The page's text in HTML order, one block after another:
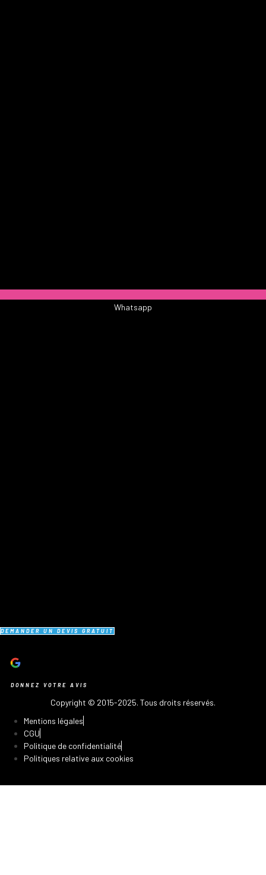
Whatsapp
DEMANDER UN DEVIS GRATUIT
DONNEZ VOTRE AVIS
Copyright © 2015-2025. Tous droits réservés.
Mentions légales
CGU
Politique de confidentialité
Politiques relative aux cookies